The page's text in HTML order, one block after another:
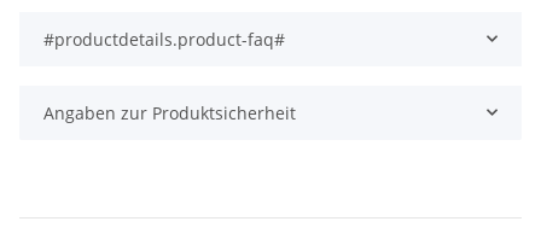
#productdetails.product-faq#
Angaben zur Produktsicherheit